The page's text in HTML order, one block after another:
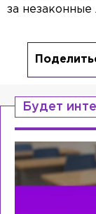
за незаконные
Будет